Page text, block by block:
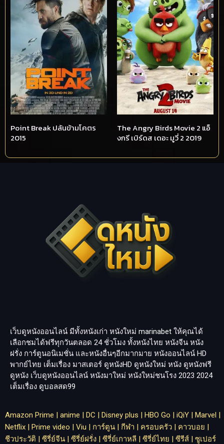
Point Break ปล้นข้ามโคตร
2015
The Angry Birds Movie 2 แอ็
งกรี เบิร์ดส เดอะ มูวี่ 2 2019
เว็บดูหนังออนไลน์ มีทั้งหนังเก่า หนังใหม่ marinabet ให้คุณได้
เลือกชมได้ฟรีทุกวันตลอด 24 ชั่วโมง ทั้งหนังไทย หนังจีน หนัง
ฝรั่ง การ์ตูนอนิเมชั่น และหนังอื่นๆอีกมากมาย หนังออนไลน์ HD
พากย์ไทย เต็มเรื่อง มาสเตอร์ ดูหนังHD ดูหนังใหม่ หนัง ดูหนังฟรี
ดูหนัง เว็บดูหนังออนไลน์ หนังมาใหม่ หนังใหม่ชนโรง 2023 2024
เต็มเรื่อง ดูบอลสด99
Amazon Prime anime DC Disney plus HBO Go iQiY Marvel
Netflix
Prime video Viu การ์ตูน กีฬา ครอบครัว คาวบอย
ชีวประวัติ
ซีรี่ย์จีน ซีรี่ย์ฝรั่ง ซีรี่ย์เกาหลี ซีรี่ย์ไทย ซีรีส์ ซูเปอร์